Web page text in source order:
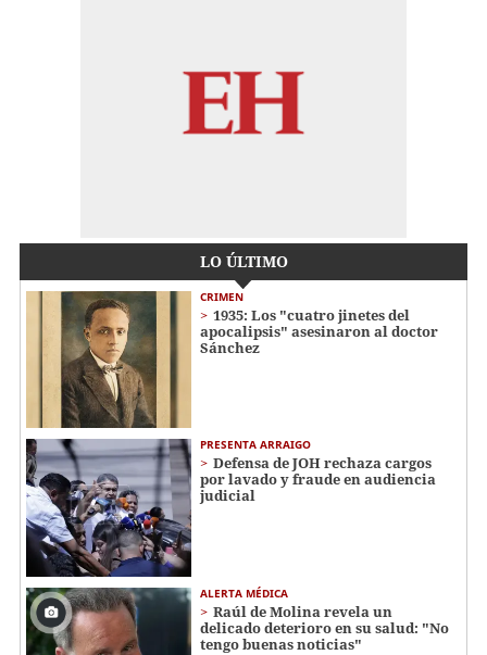
LO ÚLTIMO
CRIMEN
1935: Los "cuatro jinetes del
apocalipsis" asesinaron al doctor
Sánchez
PRESENTA ARRAIGO
Defensa de JOH rechaza cargos
por lavado y fraude en audiencia
judicial
ALERTA MÉDICA
Raúl de Molina revela un
delicado deterioro en su salud: "No
tengo buenas noticias"